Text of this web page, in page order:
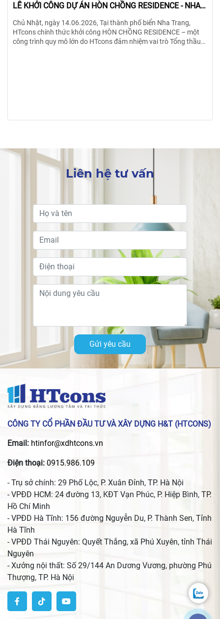
LỄ KHỞI CÔNG DỰ ÁN HÒN CHỒNG RESIDENCE - NHA
Chủ Nhật, ngày 14.06.2026, Tại thành phố biển Nha Trang,
HTcons chính thức khởi công HÒN CHỒNG RESIDENCE – một
công trình quy mô lớn do HTcons đảm nhiệm vai trò Tổng thầu
Liên hệ tư vấn
Gửi yêu cầu
CÔNG TY CỔ PHẦN ĐẦU TƯ VÀ XÂY DỰNG H&T (HTCONS)
Email: htinfor@xdhtcons.vn
Điện thoại: 0915.986.109
- Trụ sở chính: 29 Phố Lộc, P. Xuân Đỉnh, TP. Hà Nội
- VPĐD HCM: 24 đường 13, KĐT Vạn Phúc, P. Hiệp Bình, TP.
Hồ Chí Minh
- VPĐD Hà Tĩnh: 156 đường Nguyễn Du, P. Thành Sen, Tỉnh
Hà Tĩnh
- VPĐD Thái Nguyên: Quyết Thắng, xã Phú Xuyên, tỉnh Thái
Nguyên
- Xưởng nội thất: Số 29/144 An Dương Vương, phường Phú
Thượng, TP. Hà Nội